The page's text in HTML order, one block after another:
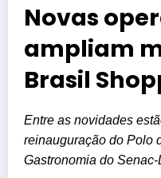
Novas
ampliam
Brasil
Entre as novidades
reinauguração do Polo
Gastronomia do